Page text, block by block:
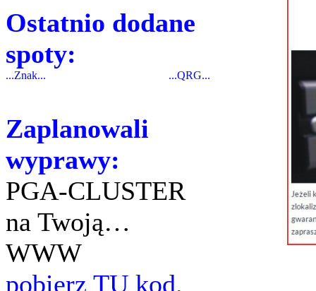
Ostatnio dodane
spoty:
...Znak... ...QRG...
Zaplanowali
wyprawy:
PGA-CLUSTER
na Twoją…
WWW
pobierz TU kod.